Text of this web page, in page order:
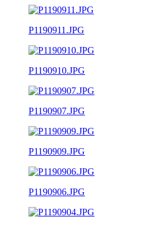
P1190911.JPG
P1190910.JPG
P1190907.JPG
P1190909.JPG
P1190906.JPG